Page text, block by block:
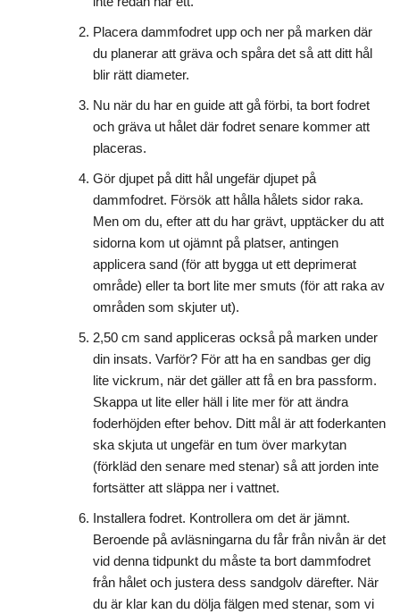
Placera dammfodret upp och ner på marken där
du planerar att gräva och spåra det så att ditt hål
blir rätt diameter.
Nu när du har en guide att gå förbi, ta bort fodret
och gräva ut hålet där fodret senare kommer att
placeras.
Gör djupet på ditt hål ungefär djupet på
dammfodret. Försök att hålla hålets sidor raka.
Men om du, efter att du har grävt, upptäcker du att
sidorna kom ut ojämnt på platser, antingen
applicera sand (för att bygga ut ett deprimerat
område) eller ta bort lite mer smuts (för att raka av
områden som skjuter ut).
2,50 cm sand appliceras också på marken under
din insats. Varför? För att ha en sandbas ger dig
lite vickrum, när det gäller att få en bra passform.
Skappa ut lite eller häll i lite mer för att ändra
foderhöjden efter behov. Ditt mål är att foderkanten
ska skjuta ut ungefär en tum över markytan
(förkläd den senare med stenar) så att jorden inte
fortsätter att släppa ner i vattnet.
Installera fodret. Kontrollera om det är jämnt.
Beroende på avläsningarna du får från nivån är det
vid denna tidpunkt du måste ta bort dammfodret
från hålet och justera dess sandgolv därefter. När
du är klar kan du dölja fälgen med stenar, som vi